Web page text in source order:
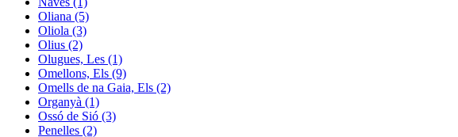
Oliana (5)
Oliola (3)
Olius (2)
Olugues, Les (1)
Omellons, Els (9)
Omells de na Gaia, Els (2)
Organyà (1)
Ossó de Sió (3)
Penelles (2)